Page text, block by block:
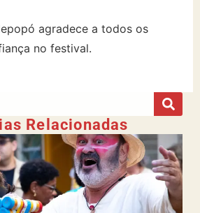
agradece a todos os
no festival.
Relacionadas